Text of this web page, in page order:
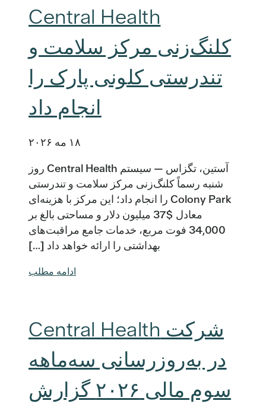
Central Health
کلنگ‌زنی مرکز سلامت و
تندرستی کلونی پارک را
انجام داد
۱۸ مه ۲۰۲۶
آستین، تگزاس — سیستم Central Health روز
شنبه رسماً کلنگ‌زنی مرکز سلامت و تندرستی
Colony Park را انجام داد؛ این مرکز با هزینه‌ای
معادل $37 میلیون دلار و مساحتی بالغ بر
34,000 فوت مربع، خدمات جامع مراقبت‌های
بهداشتی را ارائه خواهد داد […]
ادامه مطلب
شرکت Central Health
در به‌روزرسانی سه‌ماهه
سوم مالی ۲۰۲۶ گزارش